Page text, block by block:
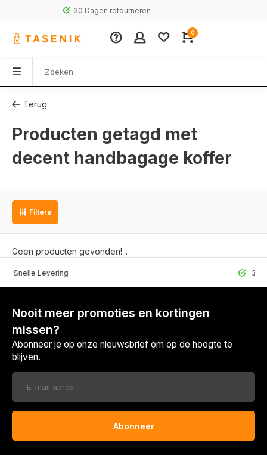
30 Dagen retourneren
0
Terug
Producten getagd met
decent handbagage koffer
Filters
Geen producten gevonden!...
Levering 30 Dagen
Nooit meer promoties en kortingen
missen?
Abonneer je op onze nieuwsbrief om op de hoogte te
blijven.
Abonneer